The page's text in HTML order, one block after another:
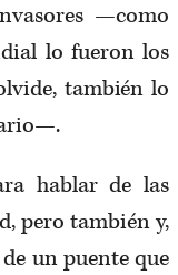
—como
lo fueron los
también lo
hablar de las
pero también y,
un puente que